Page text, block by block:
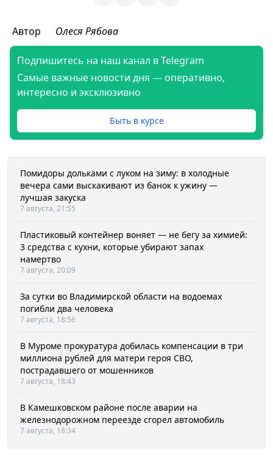
Автор Олеся Рябова
Подпишитесь на наш канал в Telegram
Самые важные новости дня — оперативно,
интересно и эксклюзивно
Быть в курсе
Помидоры дольками с луком на зиму: в холодные
вечера сами выскакивают из банок к ужину —
лучшая закуска
7 августа, 21:55
Пластиковый контейнер воняет — не бегу за химией:
3 средства с кухни, которые убирают запах
намертво
7 августа, 20:09
За сутки во Владимирской области на водоемах
погибли два человека
7 августа, 18:56
В Муроме прокуратура добилась компенсации в три
миллиона рублей для матери героя СВО,
пострадавшего от мошенников
7 августа, 18:43
В Камешковском районе после аварии на
железнодорожном переезде сгорел автомобиль
7 августа, 18:34